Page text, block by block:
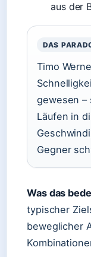
aus der
DAS
Timo
gewesen –
Läufen in
Gegner
Was das
typischer
beweglicher